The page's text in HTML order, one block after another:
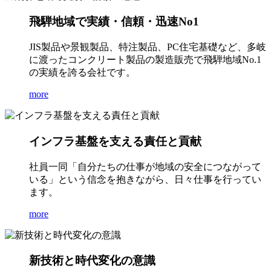
飛騨地域で実績・信頼・迅速No1
JIS製品や景観製品、特注製品、PC住宅基礎など、多岐
に渡ったコンクリート製品の製造販売で飛騨地域No.1
の実績を誇る会社です。
more
インフラ基盤を支える責任と貢献
社員一同「自分たちの仕事が地域の安全につながって
いる」という信念を抱きながら、日々仕事を行ってい
ます。
more
新技術と時代変化の意識